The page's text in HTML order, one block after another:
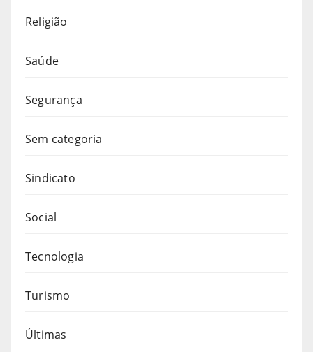
Religião
Saúde
Segurança
Sem categoria
Sindicato
Social
Tecnologia
Turismo
Últimas